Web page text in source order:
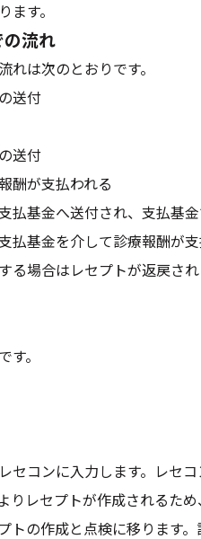
ます。
の流れ
れは次のとおりです。
送付
送付
酬が支払われる
払基金へ送付され、支払基金
払基金を介して診療報酬が
る場合はレセプトが返戻さ
す。
セコンに入力します。レセ
りレセプトが作成されるた
トの作成と点検に移ります